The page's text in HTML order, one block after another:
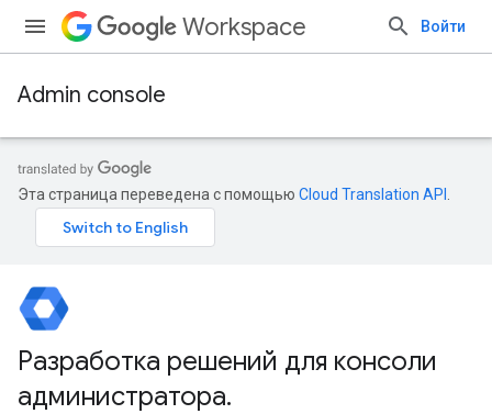
Workspace Войти
Admin console
Эта страница переведена с помощью Cloud Translation API
Разработка решений для консоли
администратора.